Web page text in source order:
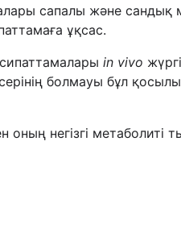
сапалы және сандық
ұқсас.
in vivo
болмауы бұл
негізгі